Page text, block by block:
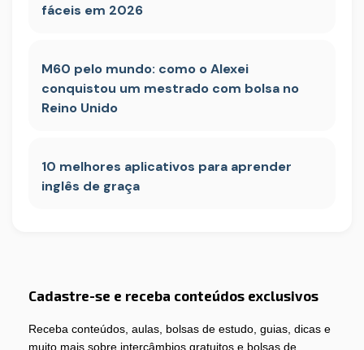
fáceis em 2026
M60 pelo mundo: como o Alexei
conquistou um mestrado com bolsa no
Reino Unido
10 melhores aplicativos para aprender
inglês de graça
Cadastre-se e receba conteúdos exclusivos
Receba conteúdos, aulas, bolsas de estudo, guias, dicas e
muito mais sobre intercâmbios gratuitos e bolsas de